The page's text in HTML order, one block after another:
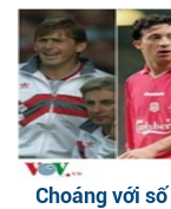
Choáng với